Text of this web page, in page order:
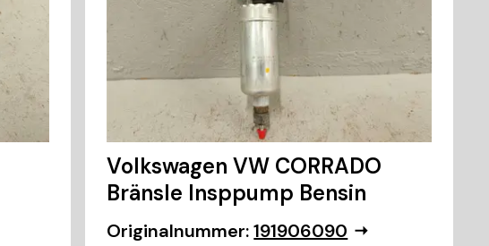
Volkswagen VW CORRADO
Bränsle Insppump Bensin
Originalnummer: 191906090